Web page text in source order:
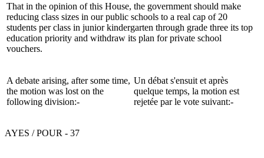
That in the opinion of this House, the government should make
reducing class sizes in our public schools to a real cap of 20
students per class in junior kindergarten through grade three its top
education priority and withdraw its plan for private school
vouchers.
A debate arising, after some time,
the motion was lost on the
following division:-
Un débat s'ensuit et après
quelque temps, la motion est
rejetée par le vote suivant:-
AYES / POUR - 37